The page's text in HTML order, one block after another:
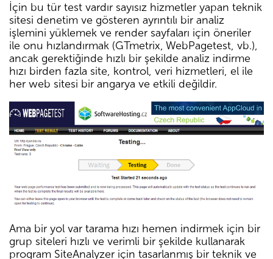
İçin bu tür test vardır sayısız hizmetler yapan teknik
sitesi denetim ve gösteren ayrıntılı bir analiz
işlemini yüklemek ve render sayfaları için öneriler
ile onu hızlandırmak (GTmetrix, WebPagetest, vb.),
ancak gerektiğinde hızlı bir şekilde analiz indirme
hızı birden fazla site, kontrol, veri hizmetleri, el ile
her web sitesi bir angarya ve etkili değildir.
Ama bir yol var tarama hızı hemen indirmek için bir
grup siteleri hızlı ve verimli bir şekilde kullanarak
program SiteAnalyzer için tasarlanmış bir teknik ve